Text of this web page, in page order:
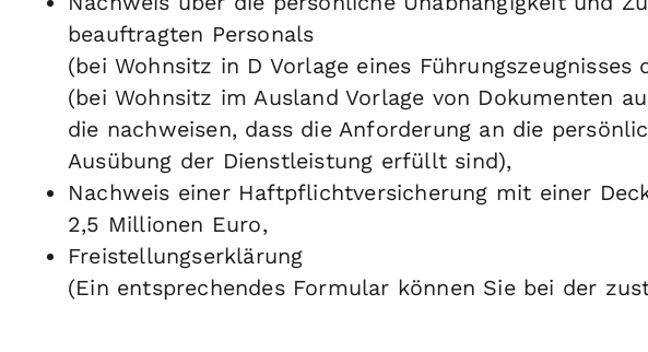
beauftragten Personals
(bei Wohnsitz in D Vorlage eines Führungszeugnisses
(bei Wohnsitz im Ausland Vorlage von Dokumenten
die nachweisen, dass die Anforderung an die
Ausübung der Dienstleistung erfüllt sind),
Nachweis einer Haftpflichtversicherung mit einer
2,5 Millionen Euro,
Freistellungserklärung
(Ein entsprechendes Formular können Sie bei der